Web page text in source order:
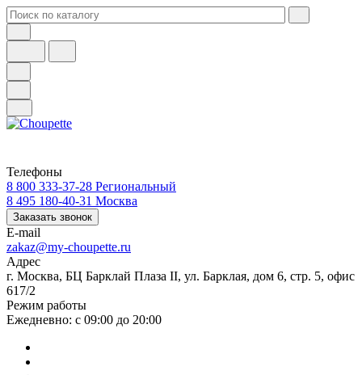
Телефоны
8 800 333-37-28 Региональный
8 495 180-40-31 Москва
Заказать звонок
E-mail
zakaz@my-choupette.ru
Адрес
г. Москва, БЦ Барклай Плаза II, ул. Барклая, дом 6, стр. 5, офис
617/2
Режим работы
Ежедневно: с 09:00 до 20:00